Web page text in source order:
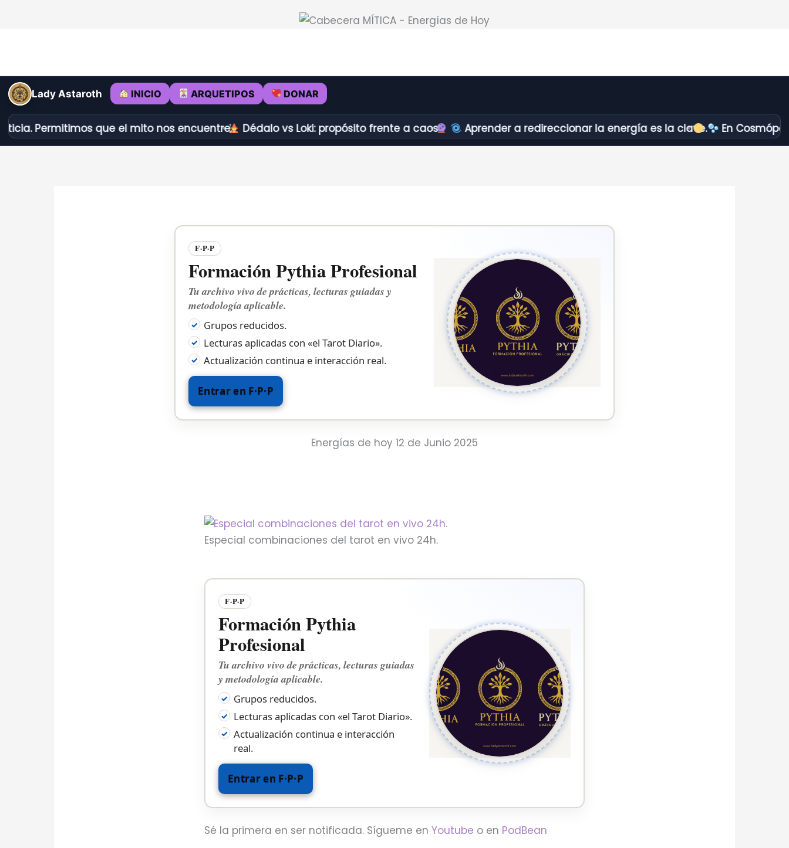
Lady Astaroth INICIO ARQUETIPOS DONAR
que el mito nos encuentre. Dédalo vs Loki: propósito frente a caos. Aprender a redireccionar la energía es la clave. En Cosmópolis no
F·P·P
Formación Pythia Profesional
Tu archivo vivo de prácticas, lecturas guiadas y
metodología aplicable.
Grupos reducidos.
Lecturas aplicadas con «el Tarot Diario».
Actualización continua e interacción real.
Entrar en F·P·P
Energías de hoy 12 de Junio 2025
Especial combinaciones del tarot en vivo 24h.
F·P·P
Formación Pythia
Profesional
Tu archivo vivo de prácticas, lecturas guiadas
y metodología aplicable.
Grupos reducidos.
Lecturas aplicadas con «el Tarot Diario».
Actualización continua e interacción
real.
Entrar en F·P·P
Sé la primera en ser notificada. Sígueme en Youtube o en PodBean